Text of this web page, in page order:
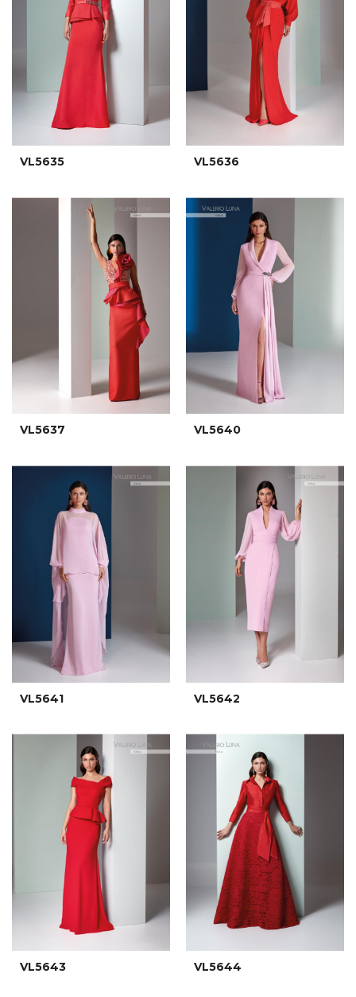
VL5635 VL5636
VL5637 VL5640
VL5641 VL5642
VL5643 VL5644